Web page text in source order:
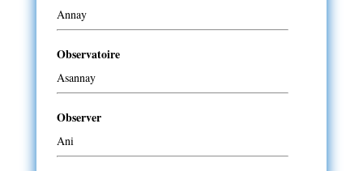
Annay
Observatoire
Asannay
Observer
Ani